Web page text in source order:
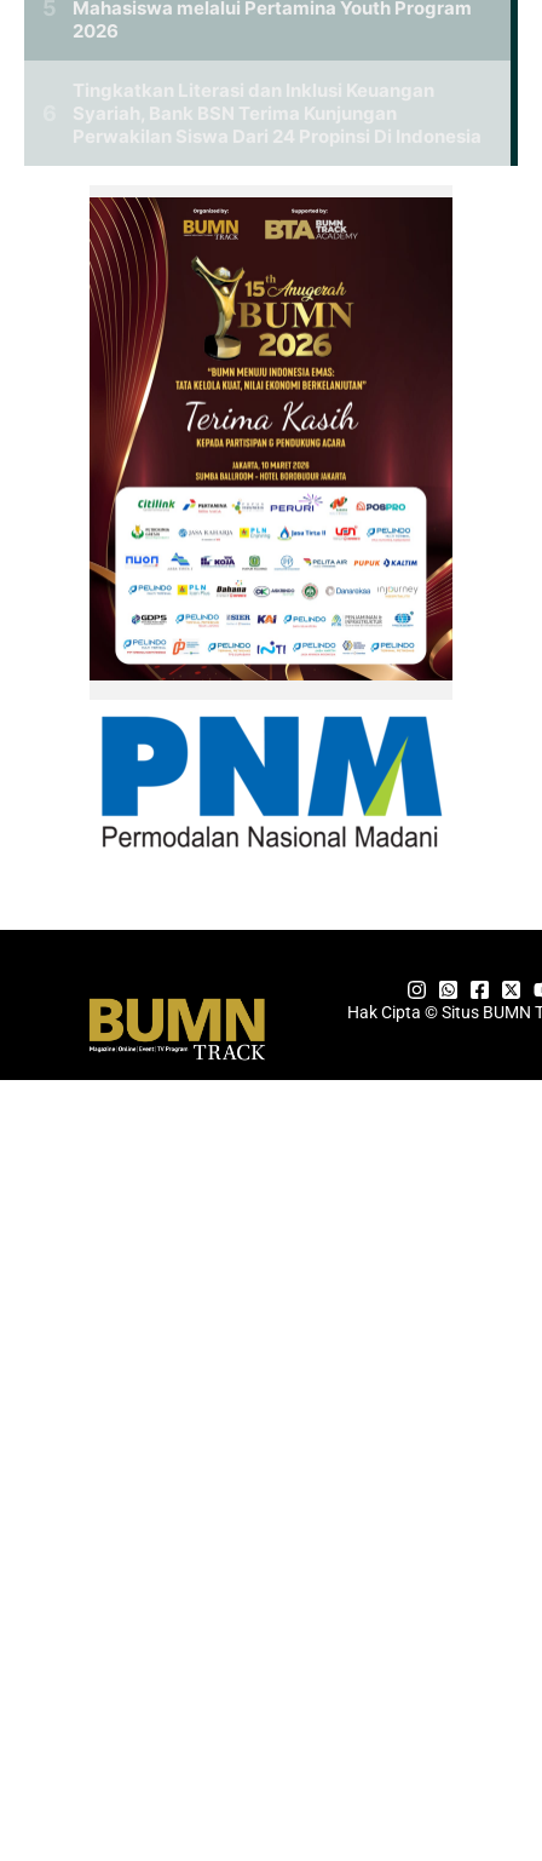
Hak Cipta © Situs BUMN